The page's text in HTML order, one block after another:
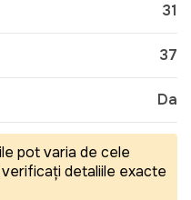
31
37
Da
pot varia de cele
detaliile exacte